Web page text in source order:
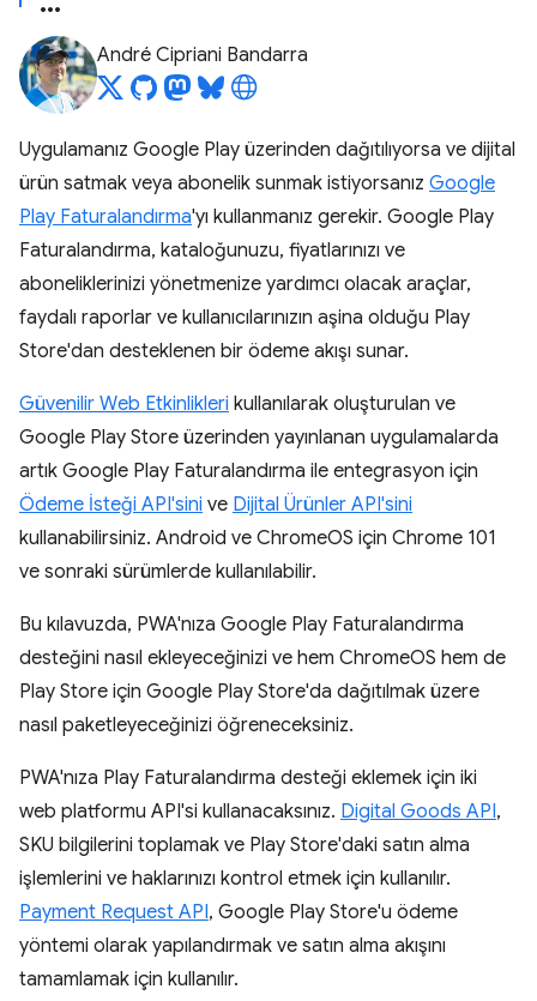
André Cipriani Bandarra
Uygulamanız Google Play üzerinden dağıtılıyorsa ve dijital
ürün satmak veya abonelik sunmak istiyorsanız Google
Play Faturalandırma'yı kullanmanız gerekir. Google Play
Faturalandırma, kataloğunuzu, fiyatlarınızı ve
aboneliklerinizi yönetmenize yardımcı olacak araçlar,
faydalı raporlar ve kullanıcılarınızın aşina olduğu Play
Store'dan desteklenen bir ödeme akışı sunar.
Güvenilir Web Etkinlikleri kullanılarak oluşturulan ve
Google Play Store üzerinden yayınlanan uygulamalarda
artık Google Play Faturalandırma ile entegrasyon için
Ödeme İsteği API'sini ve Dijital Ürünler API'sini
kullanabilirsiniz. Android ve ChromeOS için Chrome 101
ve sonraki sürümlerde kullanılabilir.
Bu kılavuzda, PWA'nıza Google Play Faturalandırma
desteğini nasıl ekleyeceğinizi ve hem ChromeOS hem de
Play Store için Google Play Store'da dağıtılmak üzere
nasıl paketleyeceğinizi öğreneceksiniz.
PWA'nıza Play Faturalandırma desteği eklemek için iki
web platformu API'si kullanacaksınız. Digital Goods API,
SKU bilgilerini toplamak ve Play Store'daki satın alma
işlemlerini ve haklarınızı kontrol etmek için kullanılır.
Payment Request API, Google Play Store'u ödeme
yöntemi olarak yapılandırmak ve satın alma akışını
tamamlamak için kullanılır.